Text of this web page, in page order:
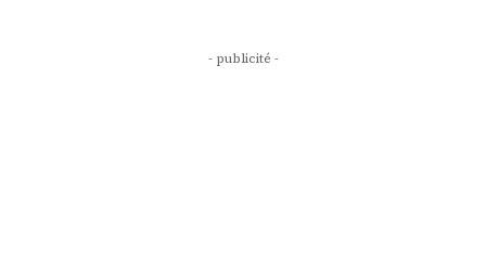
- publicité -